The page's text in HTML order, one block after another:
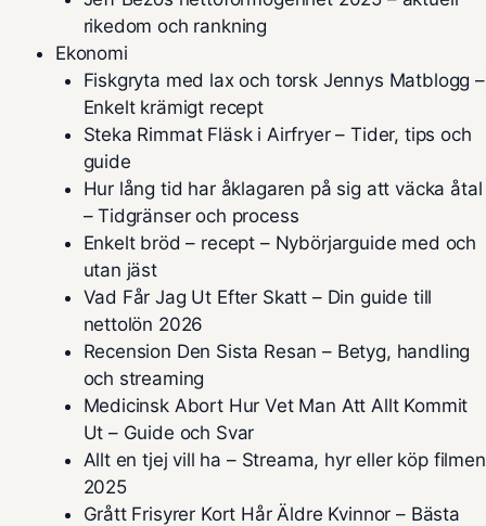
rikedom och rankning
Ekonomi
Fiskgryta med lax och torsk Jennys Matblogg –
Enkelt krämigt recept
Steka Rimmat Fläsk i Airfryer – Tider, tips och
guide
Hur lång tid har åklagaren på sig att väcka åtal
– Tidgränser och process
Enkelt bröd – recept – Nybörjarguide med och
utan jäst
Vad Får Jag Ut Efter Skatt – Din guide till
nettolön 2026
Recension Den Sista Resan – Betyg, handling
och streaming
Medicinsk Abort Hur Vet Man Att Allt Kommit
Ut – Guide och Svar
Allt en tjej vill ha – Streama, hyr eller köp filmen
2025
Grått Frisyrer Kort Hår Äldre Kvinnor – Bästa